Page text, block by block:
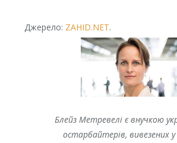
Джерело: ZAHID.NET.
Блейз Метревелі є внучкою
остарбайтерів, вивезених у